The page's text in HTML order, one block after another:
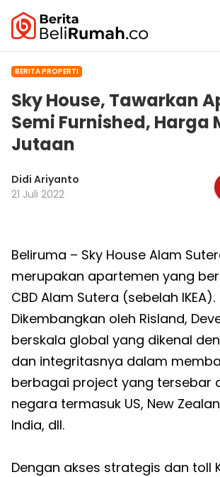
BERITA PROPERTI
Sky House, Tawarkan
Semi Furnished, Harga
Jutaan
Didi Ariyanto
21 Juli 2022
Beliruma – Sky House Alam
merupakan apartemen yang
CBD Alam Sutera (sebelah IKEA).
Dikembangkan oleh Risland,
berskala global yang dikenal
dan integritasnya dalam
berbagai project yang tersebar
negara termasuk US, New
India, dll.
Dengan akses strategis dan toll